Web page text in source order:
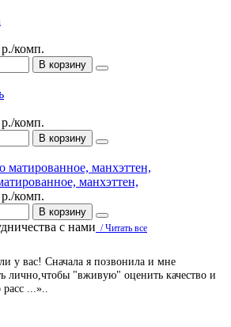
комп.
В корзину
комп.
В корзину
манхэттен,
комп.
В корзину
с нами / Читать все
у вас! Сначала я позвонила и мне
лично,чтобы "вживую" оценить качество и
...»..